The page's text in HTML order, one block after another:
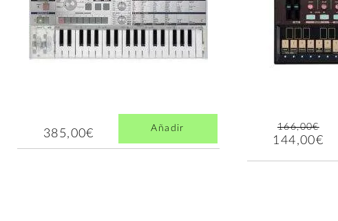
385,00€ Añadir 166,00€
144,00€